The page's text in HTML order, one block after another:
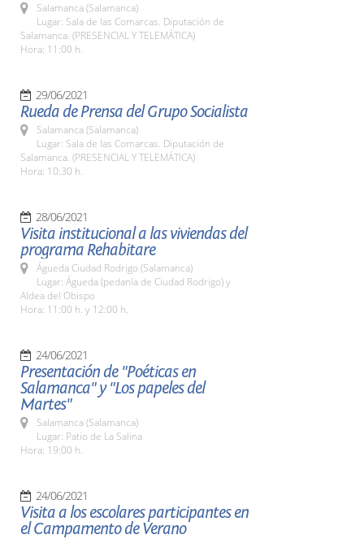
Salamanca (Salamanca)
Lugar: Sala de las Comarcas. Diputación de
Salamanca. (PRESENCIAL Y TELEMÁTICA)
Hora: 11:00 h.
29/06/2021
Rueda de Prensa del Grupo Socialista
Salamanca (Salamanca)
Lugar: Sala de las Comarcas. Diputación de
Salamanca. (PRESENCIAL Y TELEMÁTICA)
Hora: 10:30 h.
28/06/2021
Visita institucional a las viviendas del
programa Rehabitare
Águeda Ciudad Rodrigo (Salamanca)
Lugar: Águeda (pedanía de Ciudad Rodrigo) y
Aldea del Obispo
Hora: 11:00 h. y 12:00 h.
24/06/2021
Presentación de "Poéticas en
Salamanca" y "Los papeles del
Martes"
Salamanca (Salamanca)
Lugar: Patio de La Salina
Hora: 19:00 h.
24/06/2021
Visita a los escolares participantes en
el Campamento de Verano